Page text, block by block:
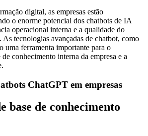
digital, as empresas estão
o enorme potencial dos chatbots de IA
operacional interna e a qualidade do
As tecnologias avançadas de chatbot, como
uma ferramenta importante para o
conhecimento interna da empresa e a
ChatGPT em empresas
base de conhecimento